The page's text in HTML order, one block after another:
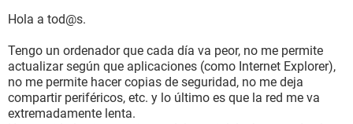
Hola a tod@s.
Tengo un ordenador que cada día va peor, no me permite
actualizar según que aplicaciones (como Internet Explorer),
no me permite hacer copias de seguridad, no me deja
compartir periféricos, etc. y lo último es que la red me va
extremadamente lenta.